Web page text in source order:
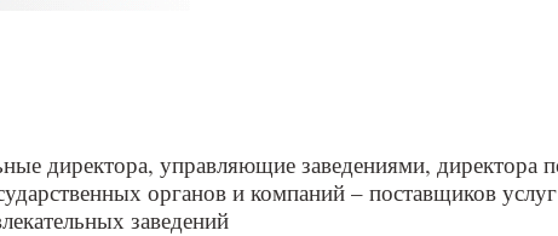
директора, управляющие заведениями, директора
органов и компаний – поставщиков
заведений